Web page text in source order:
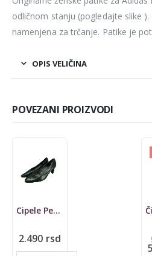
odličnom stanju (pogledajte slike
namenjena za trčanje. Patike je
OPIS VELIČINA
POVEZANI PROIZVODI
Cipele Peter Kaiser, vel. 38,5, koža
2.490 rsd